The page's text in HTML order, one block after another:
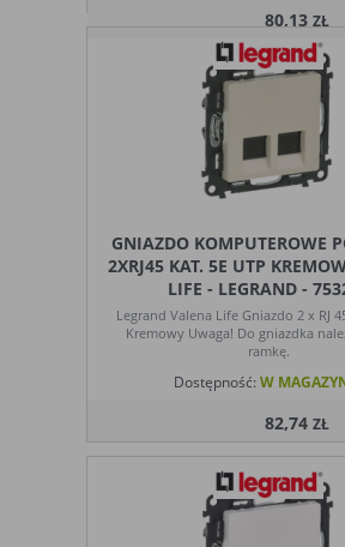
80,13ZŁ
GNIAZDO KOMPUTEROWE
2XRJ45 KAT. 5E UTP
LIFE - LEGRAND -
Legrand Valena Life Gniazdo 2 x RJ
Kremowy Uwaga! Do gniazdka
ramkę.
Dostępność: W
82,74ZŁ